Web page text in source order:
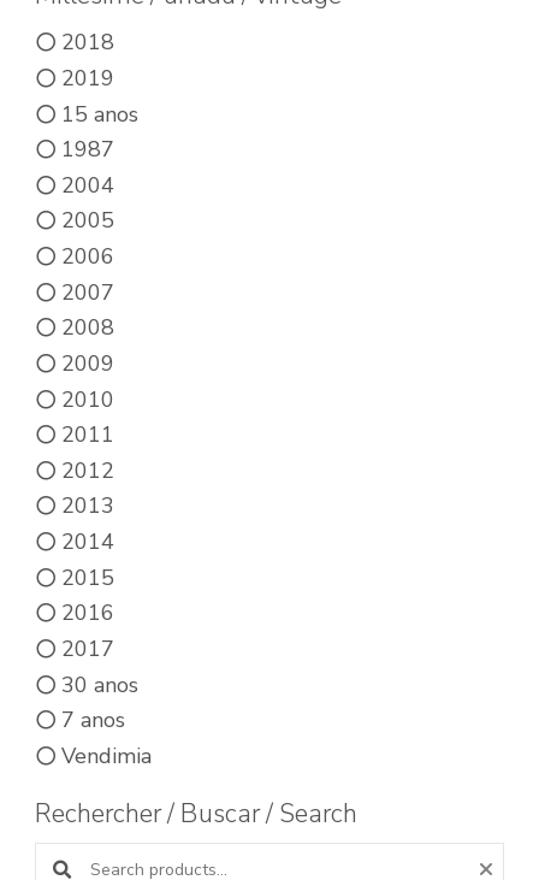
2018
2019
15 anos
1987
2004
2005
2006
2007
2008
2009
2010
2011
2012
2013
2014
2015
2016
2017
30 anos
7 anos
Vendimia
Rechercher / Buscar / Search
Buscar productos: